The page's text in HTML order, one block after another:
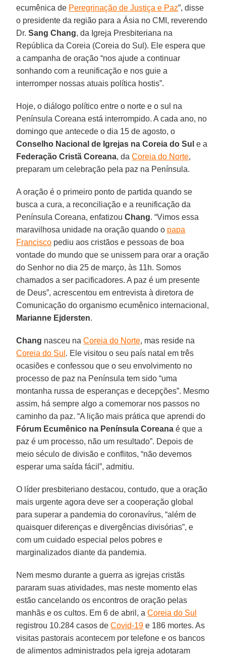
ecumênica de Peregrinação de Justiça e Paz”, disse
o presidente da região para a Ásia no CMI, reverendo
Dr.Sang Chang, da Igreja Presbiteriana na
República da Coreia (Coreia do Sul). Ele espera que
a campanha de oração “nos ajude a continuar
sonhando com a reunificação e nos guie a
interromper nossas atuais política hostis”.
Hoje, o diálogo político entre o norte e o sul na
Península Coreana está interrompido. A cada ano, no
domingo que antecede o dia 15 de agosto, o
Conselho Nacional de Igrejas na Coreia do Sul e a
Federação Cristã Coreana, daCoreia do Norte,
preparam um celebração pela paz na Península.
A oração é o primeiro ponto de partida quando se
busca a cura, a reconciliação e a reunificação da
Península Coreana, enfatizouChang. “Vimos essa
maravilhosa unidade na oração quando o papa
Francisco pediu aos cristãos e pessoas de boa
vontade do mundo que se unissem para orar a oração
do Senhor no dia 25 de março, às 11h. Somos
chamados a ser pacificadores. A paz é um presente
de Deus”, acrescentou em entrevista à diretora de
Comunicação do organismo ecumênico internacional,
Marianne Ejdersten.
Chang nasceu naCoreia do Norte, mas reside na
Coreia do Sul . Ele visitou o seu país natal em três
ocasiões e confessou que o seu envolvimento no
processo de paz na Península tem sido “uma
montanha russa de esperanças e decepções”. Mesmo
assim, há sempre algo a comemorar nos passos no
caminho da paz. “A lição mais prática que aprendi do
Fórum Ecumênico na Península Coreana é que a
paz é um processo, não um resultado”. Depois de
meio século de divisão e conflitos, “não devemos
esperar uma saída fácil”, admitiu.
O líder presbiteriano destacou, contudo, que a oração
mais urgente agora deve ser a cooperação global
para superar a pandemia do coronavírus, “além de
quaisquer diferenças e divergências divisórias”, e
com um cuidado especial pelos pobres e
marginalizados diante da pandemia.
Nem mesmo durante a guerra as igrejas cristãs
pararam suas atividades, mas neste momento elas
estão cancelando os encontros de oração pelas
manhãs e os cultos. Em 6 de abril, aCoreia do Sul
registrou 10.284 casos deCovid-19 e 186 mortes. As
visitas pastorais acontecem por telefone e os bancos
de alimentos administrados pela igreja adotaram